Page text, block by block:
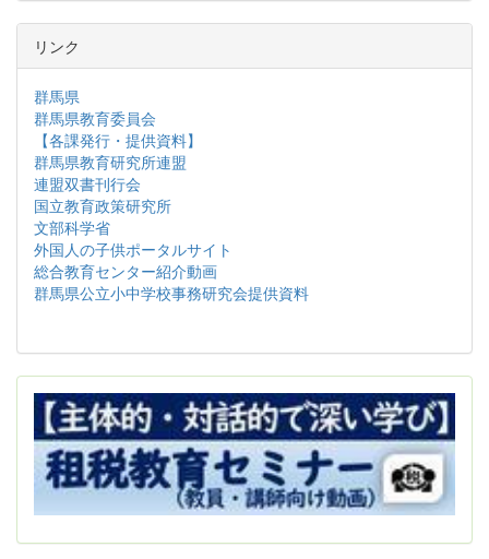
リンク
群馬県
群馬県教育委員会
【各課発行・提供資料】
群馬県教育研究所連盟
連盟双書刊行会
国立教育政策研究所
文部科学省
外国人の子供ポータルサイト
総合教育センター紹介動画
群馬県公立小中学校事務研究会提供資料